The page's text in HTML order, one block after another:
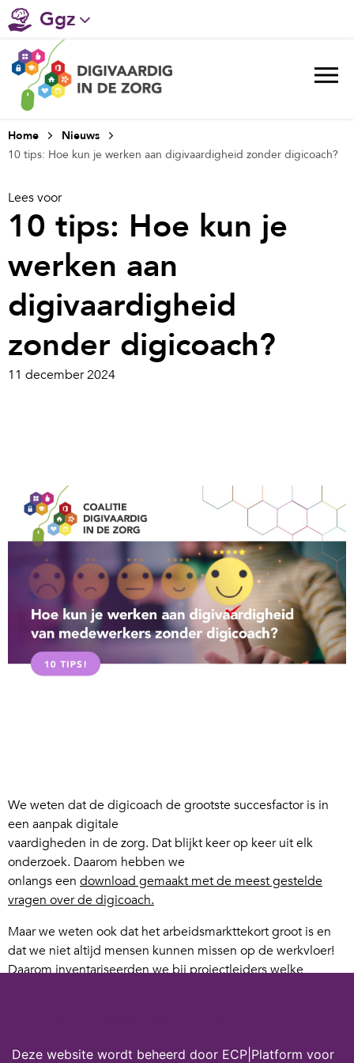
Ggz
Gehandicaptenzorg
Verpleeghuiszorg & Zorg thuis
Ziekenhuizen
Welzijn / sociaal werk
Home
Nieuws
10 tips: Hoe kun je werken aan digivaardigheid zonder digicoach?
Lees voor
10 tips: Hoe kun je
werken aan
digivaardigheid
zonder digicoach?
11 december 2024
We weten dat de digicoach de grootste succesfactor is in
een aanpak digitale
vaardigheden in de zorg. Dat blijkt keer op keer uit elk
onderzoek. Daarom hebben we
onlangs een download gemaakt met de meest gestelde
vragen over de digicoach.
Maar we weten ook dat het arbeidsmarkttekort groot is en
dat we niet altijd mensen kunnen missen op de werkvloer!
Daarom inventariseerden we bij projectleiders welke
Download hier de tips!
Deze website wordt beheerd door ECP|Platform voor